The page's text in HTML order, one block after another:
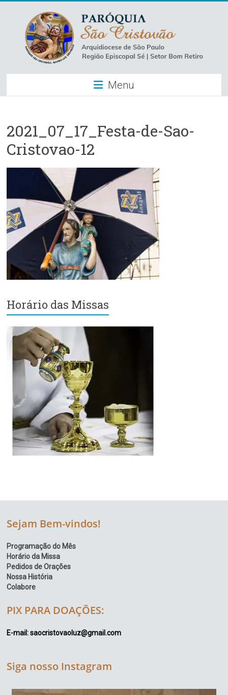
content
Paróquia
São
–
Luz
Arquidiocese
Paulo
–
Região
Episcopal
Setor
Retiro
Menu
2021_07_17_Festa-de-Sao-
Cristovao-12
Horário das Missas
Sejam Bem-vindos!
Programação do Mês
Horário da Missa
Pedidos de Orações
Nossa História
Colabore
PIX PARA DOAÇÕES:
E-mail: saocristovaoluz@gmail.com
Siga nosso Instagram